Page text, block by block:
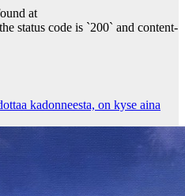
at
status code is `200` and content-
kadonneesta, on kyse aina